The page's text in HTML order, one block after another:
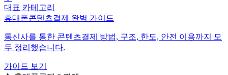
대표 카테고리
휴대폰콘텐츠결제 완벽 가이드
통신사를 통한 콘텐츠결제 방법, 구조, 한도, 안전 이용까지 모
두 정리했습니다.
가이드 보기